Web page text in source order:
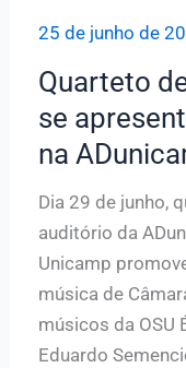
25 de junho de
Quarteto
se
na
Dia 29 de junho,
auditório da
Unicamp
música de
músicos da OSU
Eduardo